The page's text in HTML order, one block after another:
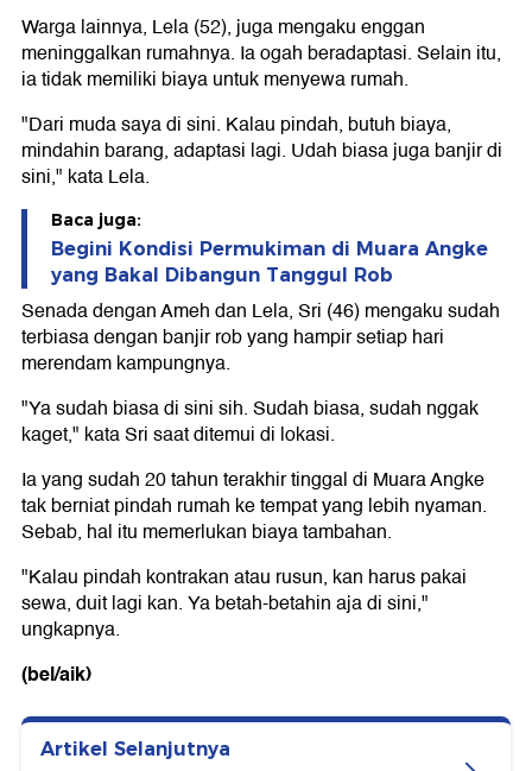
Warga lainnya, Lela (52), juga mengaku enggan
meninggalkan rumahnya. Ia ogah beradaptasi. Selain itu,
ia tidak memiliki biaya untuk menyewa rumah.
"Dari muda saya di sini. Kalau pindah, butuh biaya,
mindahin barang, adaptasi lagi. Udah biasa juga banjir di
sini," kata Lela.
Baca juga:
Begini Kondisi Permukiman di Muara Angke
yang Bakal Dibangun Tanggul Rob
Senada dengan Ameh dan Lela, Sri (46) mengaku sudah
terbiasa dengan banjir rob yang hampir setiap hari
merendam kampungnya.
"Ya sudah biasa di sini sih. Sudah biasa, sudah nggak
kaget," kata Sri saat ditemui di lokasi.
Ia yang sudah 20 tahun terakhir tinggal di Muara Angke
tak berniat pindah rumah ke tempat yang lebih nyaman.
Sebab, hal itu memerlukan biaya tambahan.
"Kalau pindah kontrakan atau rusun, kan harus pakai
sewa, duit lagi kan. Ya betah-betahin aja di sini,"
ungkapnya.
(bel/aik)
Artikel Selanjutnya